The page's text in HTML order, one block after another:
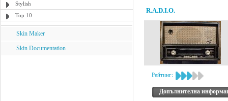
Stylish
Top 10
Skin Maker
Skin Documentation
R.A.D.I.O.
Рейтинг:
Допълнителна